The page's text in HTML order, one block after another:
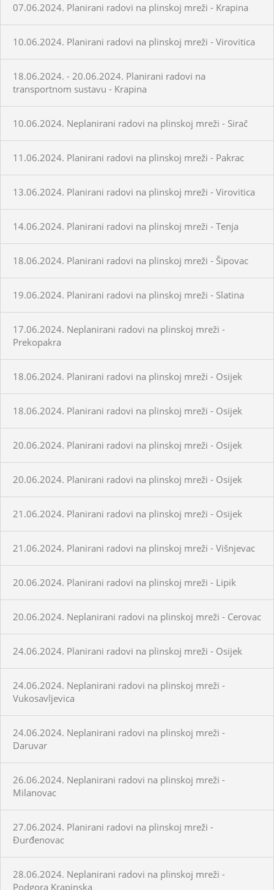
07.06.2024. Planirani radovi na plinskoj mreži - Krapina
10.06.2024. Planirani radovi na plinskoj mreži - Virovitica
18.06.2024. - 20.06.2024. Planirani radovi na
transportnom sustavu - Krapina
10.06.2024. Neplanirani radovi na plinskoj mreži - Sirač
11.06.2024. Planirani radovi na plinskoj mreži - Pakrac
13.06.2024. Planirani radovi na plinskoj mreži - Virovitica
14.06.2024. Planirani radovi na plinskoj mreži - Tenja
18.06.2024. Planirani radovi na plinskoj mreži - Šipovac
19.06.2024. Planirani radovi na plinskoj mreži - Slatina
17.06.2024. Neplanirani radovi na plinskoj mreži -
Prekopakra
18.06.2024. Planirani radovi na plinskoj mreži - Osijek
18.06.2024. Planirani radovi na plinskoj mreži - Osijek
20.06.2024. Planirani radovi na plinskoj mreži - Osijek
20.06.2024. Planirani radovi na plinskoj mreži - Osijek
21.06.2024. Planirani radovi na plinskoj mreži - Osijek
21.06.2024. Planirani radovi na plinskoj mreži - Višnjevac
20.06.2024. Planirani radovi na plinskoj mreži - Lipik
20.06.2024. Neplanirani radovi na plinskoj mreži - Cerovac
24.06.2024. Planirani radovi na plinskoj mreži - Osijek
24.06.2024. Neplanirani radovi na plinskoj mreži -
Vukosavljevica
24.06.2024. Neplanirani radovi na plinskoj mreži -
Daruvar
26.06.2024. Neplanirani radovi na plinskoj mreži -
Milanovac
27.06.2024. Planirani radovi na plinskoj mreži -
Đurđenovac
28.06.2024. Neplanirani radovi na plinskoj mreži -
Podgora Krapinska